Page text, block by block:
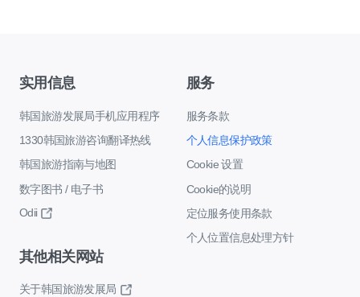
实用信息
韩国旅游发展局手机应用程序
1330韩国旅游咨询翻译热线
韩国旅游指南与地图
数字图书 / 电子书
Odii
服务
服务条款
个人信息保护政策
Cookie 设置
Cookie的说明
定位服务使用条款
个人位置信息处理方针
其他相关网站
关于韩国旅游发展局